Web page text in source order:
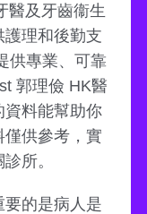
醫及牙齒衞生
護理和後勤支
供專業、可靠
郭理儉 HK醫
資料能幫助你
供參考，實
所。
的是病人是